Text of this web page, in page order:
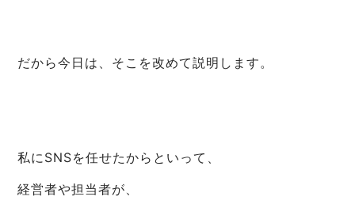
だから今日は、そこを改めて説明します。
私にSNSを任せたからといって、
経営者や担当者が、